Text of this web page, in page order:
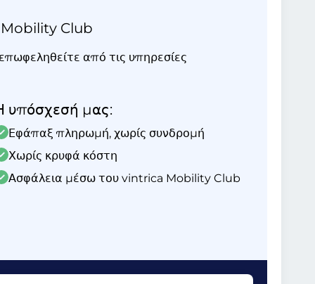
Club
από τις υπηρεσίες
υπόσχεσή μας:
Εφάπαξ πληρωμή, χωρίς συνδρομή
Χωρίς κρυφά κόστη
Ασφάλεια μέσω του vintrica Mobility Club